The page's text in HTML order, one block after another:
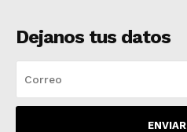
Dejanos tus datos
ENVIAR